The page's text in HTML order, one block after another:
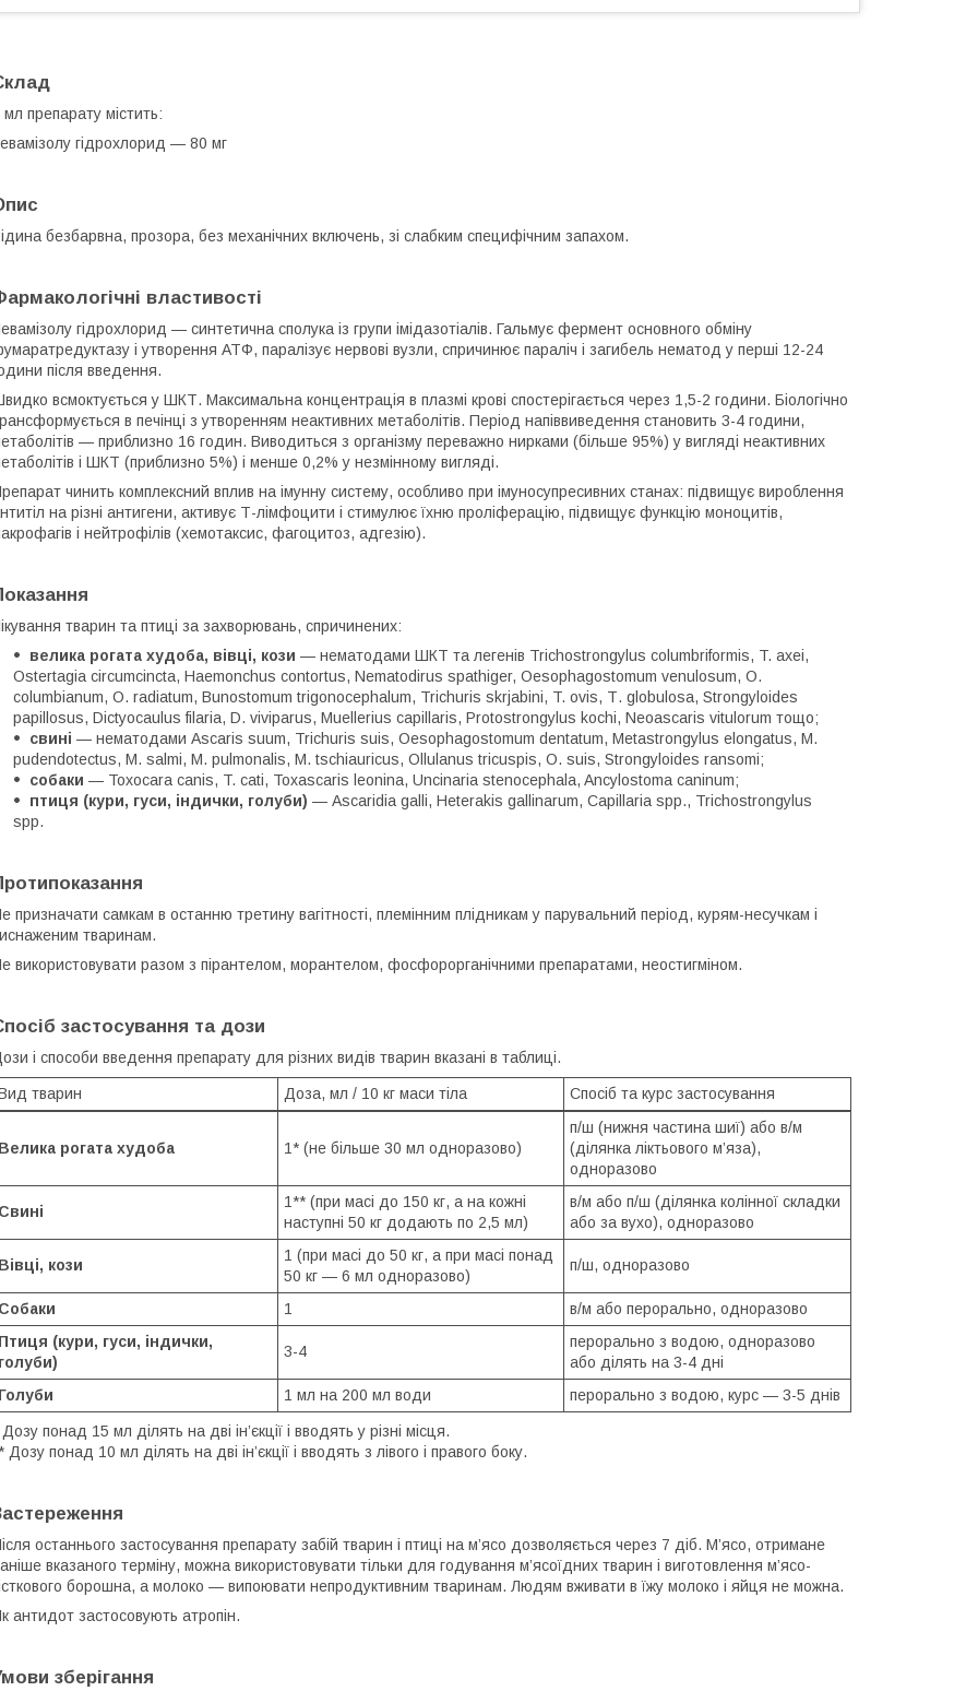
мл препарату містить:
гідрохлорид — 80 мг
безбарвна, прозора, без механічних включень, зі слабким специфічним запахом.
властивості
гідрохлорид — синтетична сполука із групи імідазотіалів. Гальмує фермент основного обміну
і утворення АТФ, паралізує нервові вузли, спричинює параліч і загибель нематод у перші 12-24
після введення.
всмоктується у ШКТ. Максимальна концентрація в плазмі крові спостерігається через 1,5-2 години. Біологічно
в печінці з утворенням неактивних метаболітів. Період напіввиведення становить 3-4 години,
— приблизно 16 годин. Виводиться з організму переважно нирками (більше 95%) у вигляді неактивних
і ШКТ (приблизно 5%) і менше 0,2% у незмінному вигляді.
чинить комплексний вплив на імунну систему, особливо при імуносупресивних станах: підвищує вироблення
на різні антигени, активує Т-лімфоцити і стимулює їхню проліферацію, підвищує функцію моноцитів,
і нейтрофілів (хемотаксис, фагоцитоз, адгезію).
тварин та птиці за захворювань, спричинених:
велика рогата худоба, вівці, кози — нематодами ШКТ та легенів Trichostrongylus columbriformis, T. axei,
Ostertagia circumcincta, Haemonchus contortus, Nematodirus spathiger, Oesophagostomum venulosum, O.
сolumbiаnum, О. radiatum, Bunostomum trigonocephalum, Trichuris skrjabini, T. ovis, Т. globulosa, Strongyloides
papillosus, Dictyocaulus filaria, D. viviparus, Muellerius capillaris, Protostrongylus kochi, Neoascaris vitulorum тощо;
свині — нематодами Ascaris suum, Trichuris suis, Oesophagostomum dentatum, Metastrongylus elongatus, M.
pudendotectus, M. salmi, M. pulmonalis, M. tschiauricus, Ollulanus tricuspis, O. suis, Strongyloides ransomi;
собаки — Toxocara canis, T. cati, Toxascaris leonina, Uncinaria stenocephala, Ancylostoma caninum;
птиця (кури, гуси, індички, голуби) — Ascaridia galli, Heterakis gallinarum, Capillaria spp., Trichostrongylus
spp.
призначати самкам в останню третину вагітності, племінним плідникам у парувальний період, курям-несучкам і
тваринам.
використовувати разом з пірантелом, морантелом, фосфорорганічними препаратами, неостигміном.
застосування та дози
і способи введення препарату для різних видів тварин вказані в таблиці.
тварин Доза, мл / 10 кг маси тіла Спосіб та курс застосування
Велика рогата худоба 1* (не більше 30 мл одноразово)
п/ш (нижня частина шиї) або в/м
(ділянка ліктьового м’яза),
одноразово
Свині
1** (при масі до 150 кг, а на кожні
наступні 50 кг додають по 2,5 мл)
в/м або п/ш (ділянка колінної складки
або за вухо), одноразово
Вівці, кози
1 (при масі до 50 кг, а при масі понад
50 кг — 6 мл одноразово)
п/ш, одноразово
Собаки 1
в/м або перорально, одноразово
Птиця (кури, гуси, індички,
голуби)
3-4
перорально з водою, одноразово
або ділять на 3-4 дні
Голуби
1 мл на 200 мл води перорально з водою, курс — 3-5 днів
понад 15 мл ділять на дві ін’єкції і вводять у різні місця.
Дозу понад 10 мл ділять на дві ін’єкції і вводять з лівого і правого боку.
останнього застосування препарату забій тварин і птиці на м’ясо дозволяється через 7 діб. М’ясо, отримане
вказаного терміну, можна використовувати тільки для годування м’ясоїдних тварин і виготовлення м’ясо-
борошна, а молоко — випоювати непродуктивним тваринам. Людям вживати в їжу молоко і яйця не можна.
антидот застосовують атропін.
зберігання